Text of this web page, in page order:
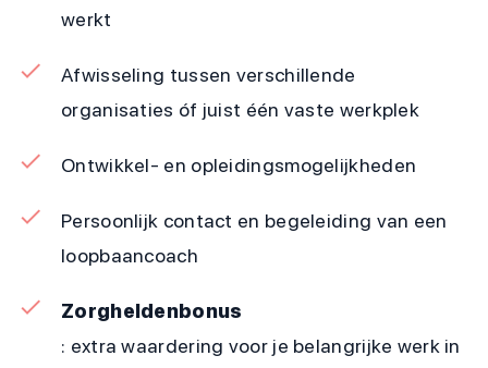
werkt
Afwisseling tussen verschillende
organisaties óf juist één vaste werkplek
Ontwikkel- en opleidingsmogelijkheden
Persoonlijk contact en begeleiding van een
loopbaancoach
Zorgheldenbonus
: extra waardering voor je belangrijke werk in